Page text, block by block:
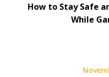
How to Stay Safe
While